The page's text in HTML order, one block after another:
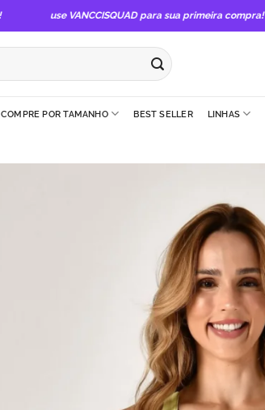
use VANCCISQUAD para sua primeira compra!
COMPRE POR TAMANHO BEST SELLER LINHAS